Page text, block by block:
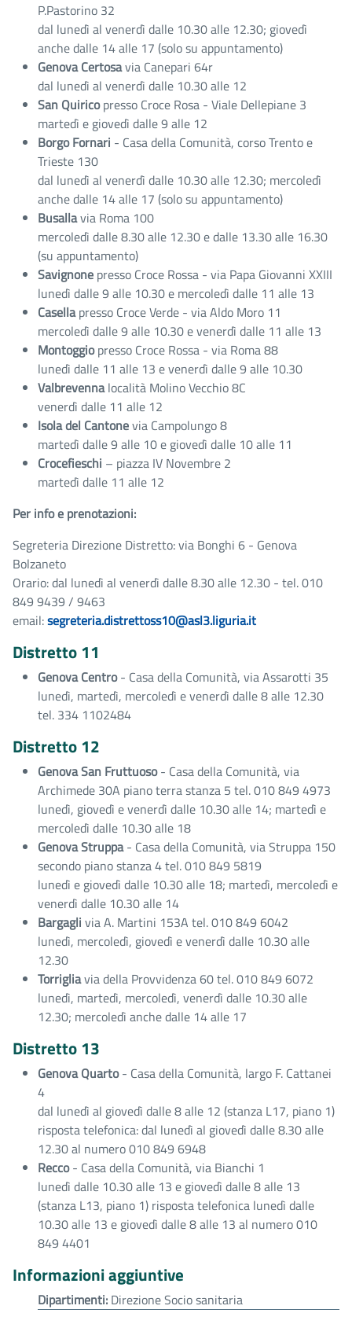
P.Pastorino 32
dal lunedì al venerdì dalle 10.30 alle 12.30; giovedì
anche dalle 14 alle 17 (solo su appuntamento)
Genova Certosavia Canepari 64r
dal lunedì al venerdì dalle 10.30 alle 12
San Quiricopresso Croce Rosa - Viale Dellepiane 3
martedì e giovedì dalle 9 alle 12
Borgo Fornari - Casa della Comunità, corso Trento e
Trieste 130
dal lunedì al venerdì dalle 10.30 alle 12.30; mercoledì
anche dalle 14 alle 17 (solo su appuntamento)
Busallavia Roma 100
mercoledì dalle 8.30 alle 12.30 e dalle 13.30 alle 16.30
(su appuntamento)
Savignone presso Croce Rossa - via Papa Giovanni XXIII
lunedì dalle 9 alle 10.30 e mercoledì dalle 11 alle 13
Casellapresso Croce Verde - via Aldo Moro 11
mercoledì dalle 9 alle 10.30 e venerdì dalle 11 alle 13
Montoggiopresso Croce Rossa - via Roma 88
lunedì dalle 11 alle 13 e venerdì dalle 9 alle 10.30
Valbrevennalocalità Molino Vecchio 8C
venerdì dalle 11 alle 12
Isola del Cantonevia Campolungo 8
martedì dalle 9 alle 10 e giovedì dalle 10 alle 11
Crocefieschi – piazza IV Novembre 2
martedì dalle 11 alle 12
Per info e prenotazioni:
Segreteria Direzione Distretto: via Bonghi 6 - Genova
Bolzaneto
Orario: dal lunedì al venerdì dalle 8.30 alle 12.30 - tel. 010
849 9439 / 9463
email:segreteria.distrettoss10@asl3.liguria.it
Distretto 11
Genova Centro- Casa della Comunità, via Assarotti 35
lunedì, martedì, mercoledì e venerdì dalle 8 alle 12.30
tel. 334 1102484
Distretto 12
Genova San Fruttuoso- Casa della Comunità, via
Archimede 30A piano terra stanza 5 tel. 010 849 4973
lunedì, giovedì e venerdì dalle 10.30 alle 14; martedì e
mercoledì dalle 10.30 alle 18
Genova Struppa- Casa della Comunità, via Struppa 150
secondo piano stanza 4 tel. 010 849 5819
lunedì e giovedì dalle 10.30 alle 18; martedì, mercoledì e
venerdì dalle 10.30 alle 14
Bargagli via A. Martini 153A tel. 010 849 6042
lunedì, mercoledì, giovedì e venerdì dalle 10.30 alle
12.30
Torrigliavia della Provvidenza 60 tel. 010 849 6072
lunedì, martedì, mercoledì, venerdì dalle 10.30 alle
12.30; mercoledì anche dalle 14 alle 17
Distretto 13
Genova Quarto- Casa della Comunità, largo F. Cattanei
4
dal lunedì al giovedì dalle 8 alle 12 (stanza L17, piano 1)
risposta telefonica: dal lunedì al giovedì dalle 8.30 alle
12.30 al numero 010 849 6948
Recco- Casa della Comunità, via Bianchi 1
lunedì dalle 10.30 alle 13 e giovedì dalle 8 alle 13
(stanza L13, piano 1) risposta telefonica lunedì dalle
10.30 alle 13 e giovedì dalle 8 alle 13 al numero 010
849 4401
Informazioni aggiuntive
Dipartimenti: Direzione Socio sanitaria